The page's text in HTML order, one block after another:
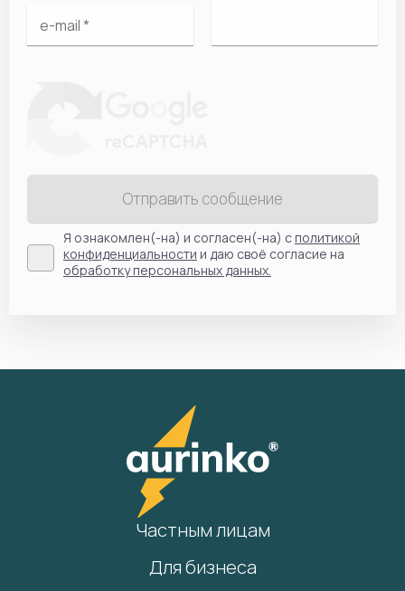
Отправить сообщение
Я ознакомлен(-на) и согласен(-на) сполитикой
конфиденциальности и даю своё согласие на
обработку персональных данных.
Частным лицам
Для бизнеса